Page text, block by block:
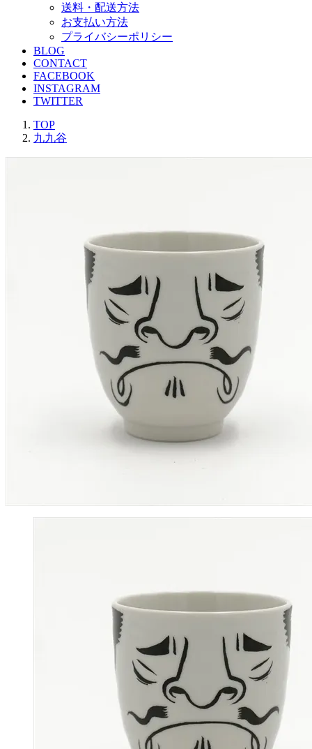
送料・配送方法
お支払い方法
プライバシーポリシー
BLOG
CONTACT
FACEBOOK
INSTAGRAM
TWITTER
TOP
九九谷